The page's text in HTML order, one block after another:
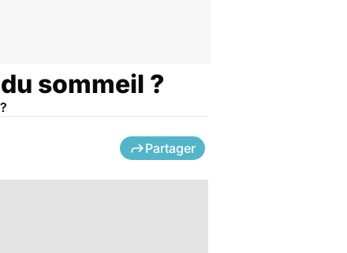
sommeil ?
Partager